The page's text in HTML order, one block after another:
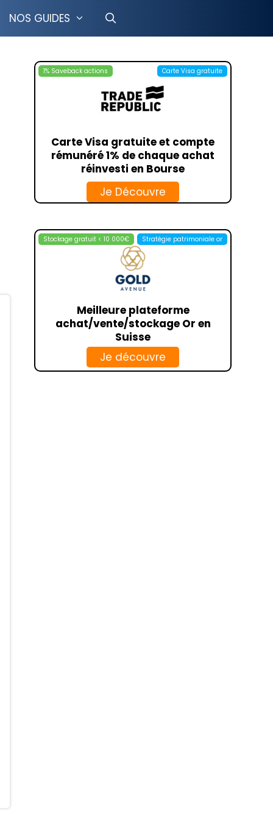
PILOTÉE
VIE
CRÉDIT COOPÉRATIF
LA BANQUE POSTALE
PAYONEER
NOS GUIDES
1% Saveback actions Carte Visa gratuite
Carte Visa gratuite et compte
rémunéré 1% de chaque achat
réinvesti en Bourse
Je Découvre
Stockage gratuit < 10 000€ Stratégie patrimoniale or
Meilleure plateforme
achat/vente/stockage Or en
Suisse
Je découvre